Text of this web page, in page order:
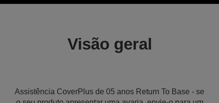
Visão geral
Assistência CoverPlus de 05 anos Return To Base - se